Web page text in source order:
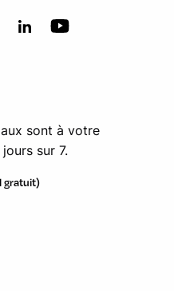
sont à votre
sur 7.
gratuit)